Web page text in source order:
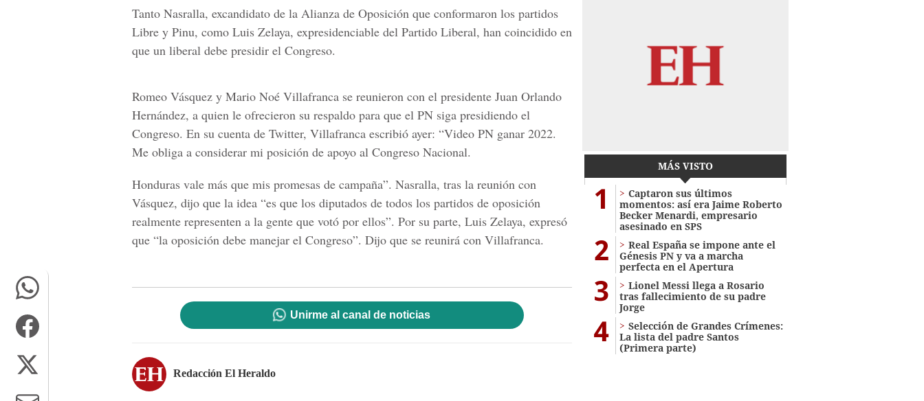
Tanto Nasralla, excandidato de la Alianza de Oposición que conformaron los partidos
Libre y Pinu, como Luis Zelaya, expresidenciable del Partido Liberal, han coincidido en
que un liberal debe presidir el Congreso.
Romeo Vásquez y Mario Noé Villafranca se reunieron con el presidente Juan Orlando
Hernández, a quien le ofrecieron su respaldo para que el PN siga presidiendo el
Congreso. En su cuenta de Twitter, Villafranca escribió ayer: “Video PN ganar 2022.
Me obliga a considerar mi posición de apoyo al Congreso Nacional.
Honduras vale más que mis promesas de campaña”. Nasralla, tras la reunión con
Vásquez, dijo que la idea “es que los diputados de todos los partidos de oposición
realmente representen a la gente que votó por ellos”. Por su parte, Luis Zelaya, expresó
que “la oposición debe manejar el Congreso”. Dijo que se reunirá con Villafranca.
Unirme al canal de noticias
Redacción El Heraldo
MÁS VISTO
1
Captaron sus últimos
momentos: así era Jaime Roberto
Becker Menardi​​​, empresario
asesinado en SPS
2
Real España se impone ante el
Génesis PN y va a marcha
perfecta en el Apertura
3
Lionel Messi llega a Rosario
tras fallecimiento de su padre
Jorge
4
Selección de Grandes Crímenes:
La lista del padre Santos
(Primera parte)